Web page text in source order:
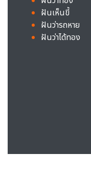
ฝันเห็นขี้
ฝันว่ารถหาย
ฝันว่าได้ทอง